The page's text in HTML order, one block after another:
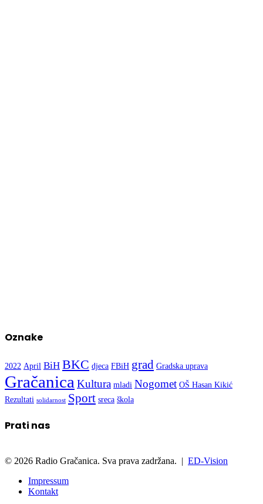
Oznake
2022 April BiH BKC djeca FBiH grad Gradska uprava
GračanicaKultura mladi Nogomet OŠ Hasan Kikić
Rezultati solidarnost Sport sreca škola
Prati nas
© 2026 Radio Gračanica. Sva prava zadržana. | ED-Vision
Impressum
Kontakt